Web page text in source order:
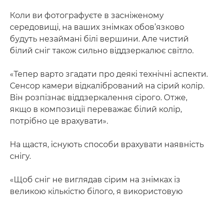
Коли ви фотографуєте в засніженому
середовищі, на ваших знімках обов’язково
будуть незаймані білі вершини. Але чистий
білий сніг також сильно віддзеркалює світло.
«Тепер варто згадати про деякі технічні аспекти.
Сенсор камери відкалібрований на сірий колір.
Він розпізнає віддзеркалення сірого. Отже,
якщо в композиції переважає білий колір,
потрібно це врахувати».
На щастя, існують способи врахувати наявність
снігу.
«Щоб сніг не виглядав сірим на знімках із
великою кількістю білого, я використовую